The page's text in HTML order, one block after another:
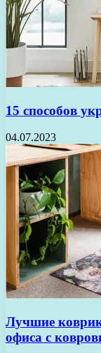
15 способов
04.07.2023
Лучшие
офиса с